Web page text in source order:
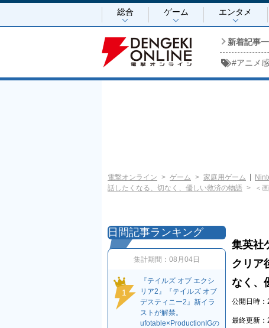
総合 ゲーム エンタメ
新着記事
#アニメ
電撃オンライン ゲーム 家庭用ゲーム
話したくなる、切なく、優しい救済の物語
＜
集英社
クリア
なく、
公開日時
最終更新
日間記事ランキング
集計期間： 08月04日
1
『テイルズ オブ エクシ
リア2』『テイルズ オブ
デスティニー2』新イラ
ストが解禁。
ufotable×ProductionIGの